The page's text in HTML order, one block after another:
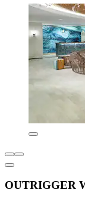
OUTRIGGER